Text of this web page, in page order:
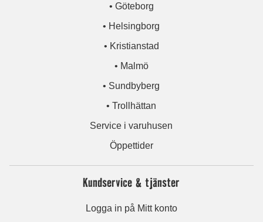
• Göteborg
• Helsingborg
• Kristianstad
• Malmö
• Sundbyberg
• Trollhättan
Service i varuhusen
Öppettider
Kundservice & tjänster
Logga in på Mitt konto